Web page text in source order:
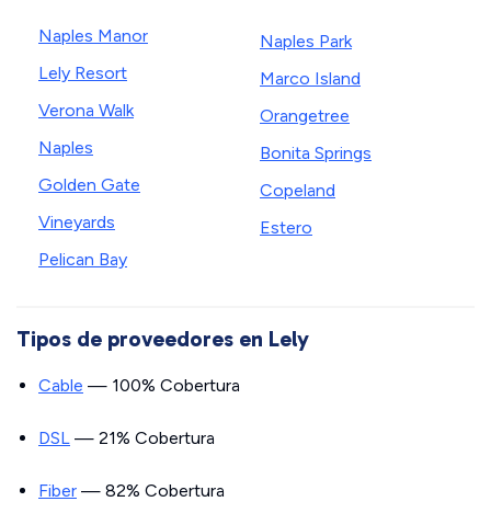
Naples Manor
Lely Resort
Verona Walk
Naples
Golden Gate
Vineyards
Pelican Bay
Naples Park
Marco Island
Orangetree
Bonita Springs
Copeland
Estero
Tipos de proveedores en Lely
Cable — 100% Cobertura
DSL — 21% Cobertura
Fiber — 82% Cobertura